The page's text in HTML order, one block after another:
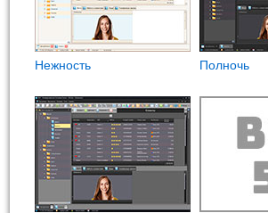
Нежность Полночь